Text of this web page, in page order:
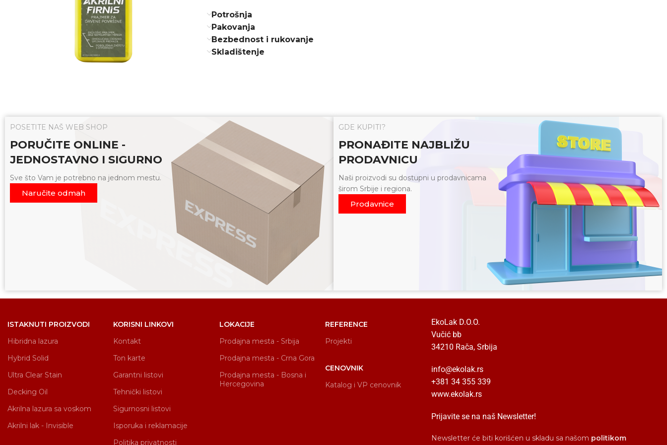
Potrošnja
Pakovanja
Bezbednost i rukovanje
Skladištenje
POSETITE NAŠ WEB SHOP
PORUČITE ONLINE -
JEDNOSTAVNO I SIGURNO
Sve što Vam je potrebno na jednom mestu.
Naručite odmah
GDE KUPITI?
PRONAĐITE NAJBLIŽU
PRODAVNICU
Naši proizvodi su dostupni u prodavnicama
širom Srbije i regiona.
Prodavnice
ISTAKNUTI PROIZVODI
Hibridna lazura
Hybrid Solid
Ultra Clear Stain
Decking Oil
Akrilna lazura sa voskom
Akrilni lak - Invisible
KORISNI LINKOVI
Kontakt
Ton karte
Garantni listovi
Tehnički listovi
Sigurnosni listovi
Isporuka i reklamacije
Politika privatnosti
LOKACIJE
Prodajna mesta - Srbija
Prodajna mesta - Crna Gora
Prodajna mesta - Bosna i
Hercegovina
REFERENCE
Projekti
CENOVNIK
Katalog i VP cenovnik
EkoLak D.O.O.
Vučić bb
34210 Rača, Srbija
info@ekolak.rs
+381 34 355 339
www.ekolak.rs
Prijavite se na naš Newsletter!
Newsletter će biti korišćen u skladu sa našom politikom